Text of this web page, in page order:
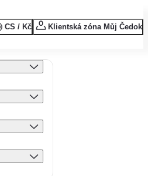
CS / Kč Klientská zóna Můj Čedok